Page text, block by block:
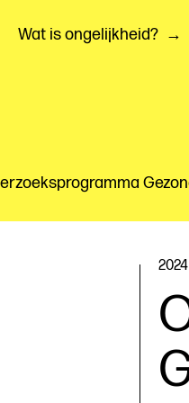
Wat is ongelijkheid?
2024